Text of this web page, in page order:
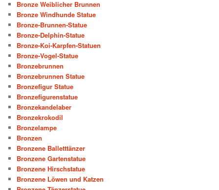
Bronze Weiblicher Brunnen
Bronze Windhunde Statue
Bronze-Brunnen-Statue
Bronze-Delphin-Statue
Bronze-Koi-Karpfen-Statuen
Bronze-Vogel-Statue
Bronzebrunnen
Bronzebrunnen Statue
Bronzefigur Statue
Bronzefigurenstatue
Bronzekandelaber
Bronzekrokodil
Bronzelampe
Bronzen
Bronzene Balletttänzer
Bronzene Gartenstatue
Bronzene Hirschstatue
Bronzene Löwen und Katzen